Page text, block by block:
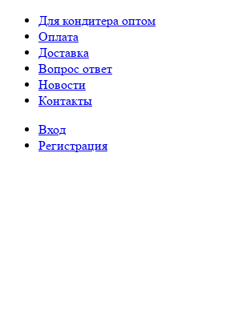
Для кондитера оптом
Оплата
Доставка
Вопрос ответ
Новости
Контакты
Вход
Регистрация